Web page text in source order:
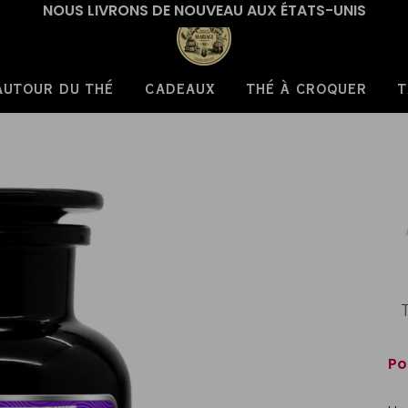
NOUS LIVRONS DE NOUVEAU AUX ÉTATS-UNIS
DU THÉ CADEAUX THÉ À CROQUER